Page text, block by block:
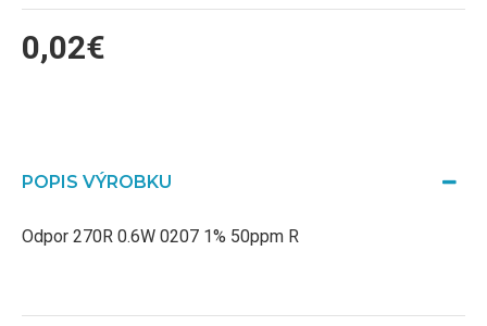
0,02€
POPIS VÝROBKU
Odpor 270R 0.6W 0207 1% 50ppm R